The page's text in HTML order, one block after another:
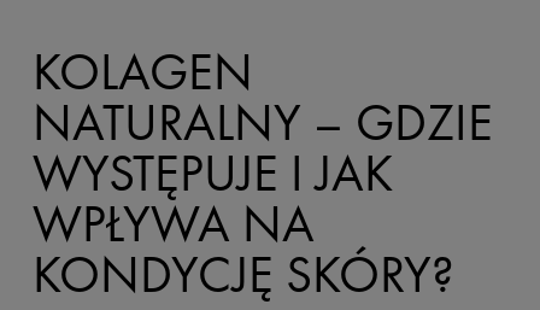
KOLAGEN
NATURALNY – GDZIE
WYSTĘPUJE I JAK
WPŁYWA NA
KONDYCJĘ SKÓRY?